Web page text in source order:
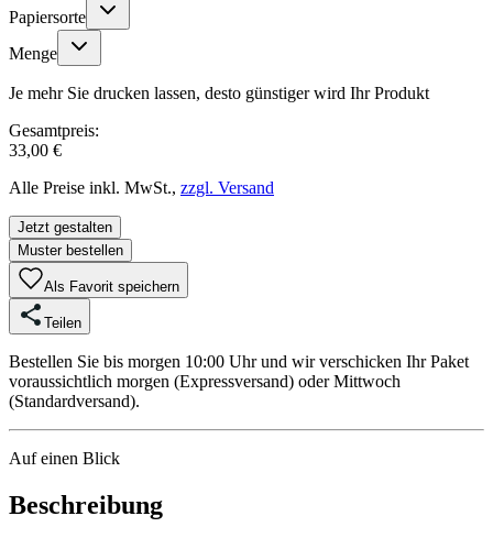
Papiersorte
Menge
Je mehr Sie drucken lassen, desto günstiger wird Ihr Produkt
Gesamtpreis:
33,00 €
Alle Preise inkl. MwSt., zzgl. Versand
Jetzt gestalten
Muster bestellen
Als Favorit speichern
Teilen
Bestellen Sie bis morgen 10:00 Uhr und wir verschicken Ihr Paket
voraussichtlich morgen (Expressversand) oder Mittwoch
(Standardversand).
Auf einen Blick
Beschreibung